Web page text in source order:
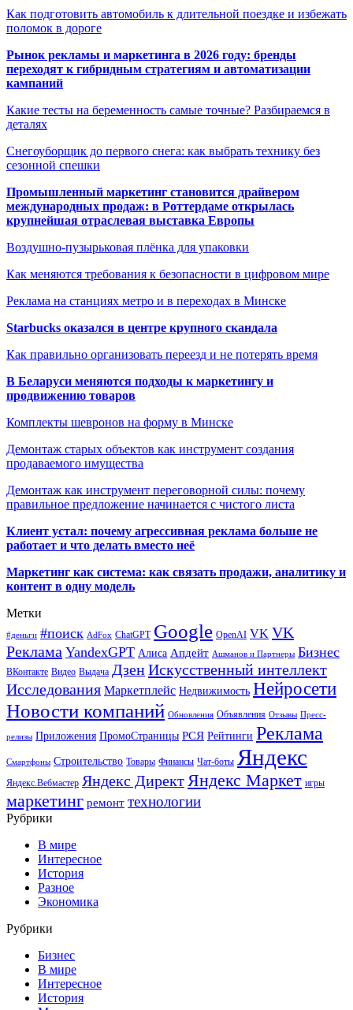
Как подготовить автомобиль к длительной поездке и избежать
поломок в дороге
Рынок рекламы и маркетинга в 2026 году: бренды
переходят к гибридным стратегиям и автоматизации
кампаний
Какие тесты на беременность самые точные? Разбираемся в
деталях
Снегоуборщик до первого снега: как выбрать технику без
сезонной спешки
Промышленный маркетинг становится драйвером
международных продаж: в Роттердаме открылась
крупнейшая отраслевая выставка Европы
Воздушно-пузырьковая плёнка для упаковки
Как меняются требования к безопасности в цифровом мире
Реклама на станциях метро и в переходах в Минске
Starbucks оказался в центре крупного скандала
Как правильно организовать переезд и не потерять время
В Беларуси меняются подходы к маркетингу и
продвижению товаров
Комплекты шевронов на форму в Минске
Демонтаж старых объектов как инструмент создания
продаваемого имущества
Демонтаж как инструмент переговорной силы: почему
правильное предложение начинается с чистого листа
Клиент устал: почему агрессивная реклама больше не
работает и что делать вместо неё
Маркетинг как система: как связать продажи, аналитику и
контент в одну модель
Метки
#деньги #поиск AdFox ChatGPT Google OpenAI VK VK
Реклама YandexGPT Алиса Апдейт Ашманов и Партнеры Бизнес
ВКонтакте Видео Выдача ДзенИскусственный интеллект
Исследования Маркетплейс Недвижимость Нейросети
Новости компаний Обновления Объявления Отзывы Пресс-
релизы Приложения ПромоСтраницы РСЯ Рейтинги Реклама
Смартфоны Строительство Товары Финансы Чат-боты Яндекс
Яндекс.Вебмастер Яндекс Директ Яндекс Маркет игры
маркетинг ремонт технологии
Рубрики
В мире
Интересное
История
Разное
Экономика
Рубрики
Бизнес
В мире
Интересное
История